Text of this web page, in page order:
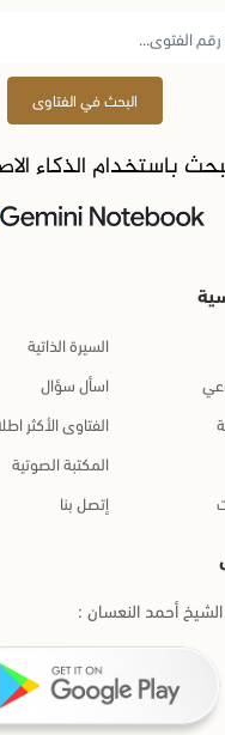
البحث في الفتاوى
باستخدام الذكاء
السيرة الذاتية
اسأل سؤال
الفتاوى الأكثر
المكتبة الصوتية
إتصل بنا
أحمد النعسان :